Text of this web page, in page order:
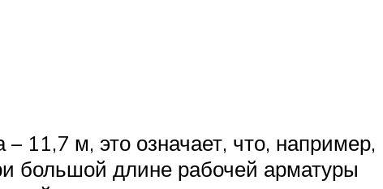
11,7 м, это означает, что, например,
большой длине рабочей арматуры